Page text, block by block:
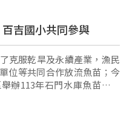
吉國小共同參與
克服乾旱及永續產業，漁民
位等共同合作放流魚苗；今
辦113年石門水庫魚苗放流